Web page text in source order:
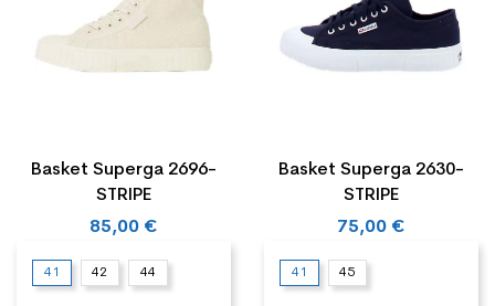
Basket Superga 2696-
STRIPE
85,00 €
41 42 44
Basket Superga 2630-
STRIPE
75,00 €
41 45